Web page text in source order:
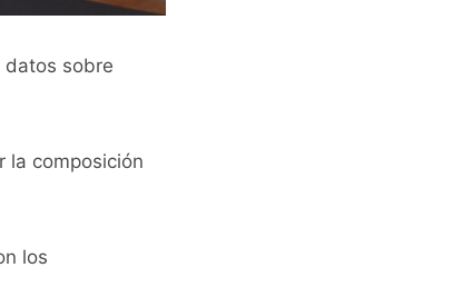
datos sobre
la composición
los